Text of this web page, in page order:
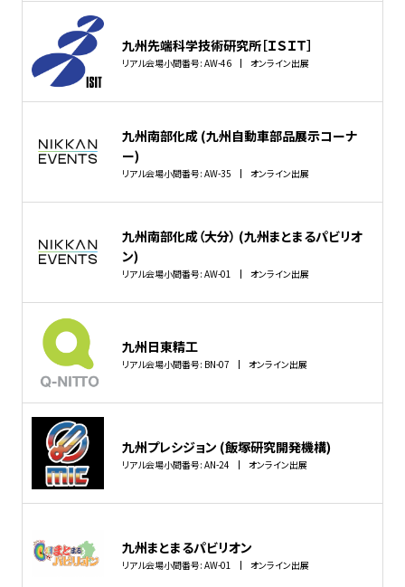
九州先端科学技術研究所［ＩＳＩＴ］
リアル会場小間番号: AW-46 オンライン出展
九州南部化成 (九州自動車部品展示コーナ
ー)
リアル会場小間番号: AW-35 オンライン出展
九州南部化成（大分） (九州まとまるパビリオ
ン)
リアル会場小間番号: AW-01 オンライン出展
九州日東精工
リアル会場小間番号: BN-07 オンライン出展
九州プレシジョン (飯塚研究開発機構)
リアル会場小間番号: AN-24 オンライン出展
九州まとまるパビリオン
リアル会場小間番号: AW-01 オンライン出展